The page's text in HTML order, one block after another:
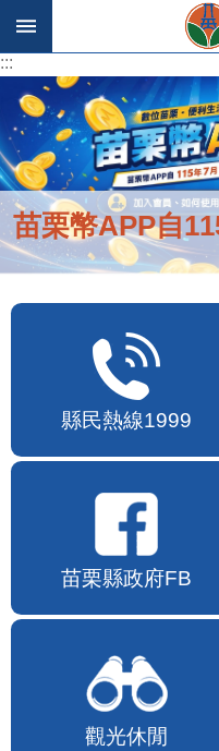
跳到主要內容區塊
:::
苗栗幣APP自
縣民熱線1999
苗栗縣政府FB
觀光休閒